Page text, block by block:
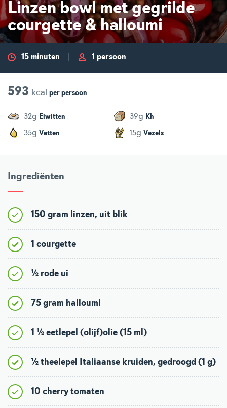
Linzen bowl met gegrilde
courgette & halloumi
15 minuten 1 persoon
593 kcal per persoon
32g Eiwitten 39g Kh
35g Vetten 15g Vezels
Ingrediënten
150 gram linzen, uit blik
1 courgette
½ rode ui
75 gram halloumi
1 ½ eetlepel (olijf)olie (15 ml)
½ theelepel Italiaanse kruiden, gedroogd (1 g)
10 cherry tomaten